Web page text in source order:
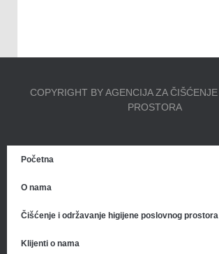
COPYRIGHT BY AGENCIJA ZA
PROSTORA
Početna
O nama
Čišćenje i održavanje higijene poslovnog prostora
Klijenti o nama